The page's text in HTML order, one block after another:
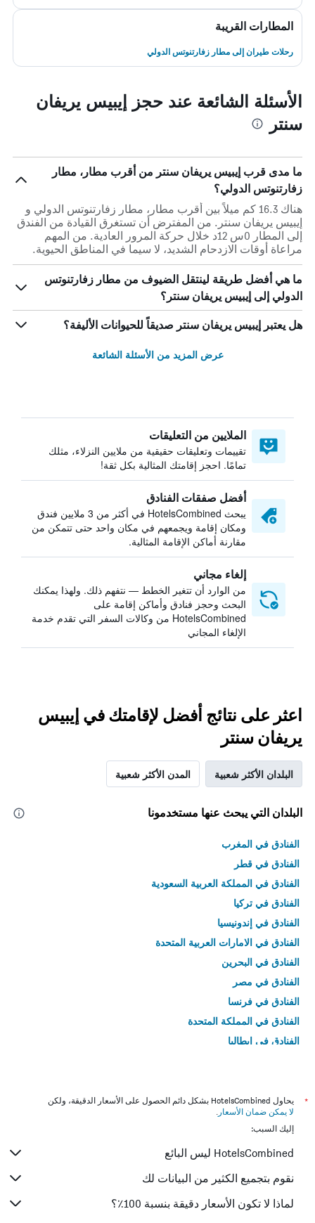
المطارات القريبة
رحلات طيران إلى مطار زفارتنوتس الدولي
الأسئلة الشائعة عند حجز إيبيس يريفان
سنتر
ما مدى قرب إيبيس يريفان سنتر من أقرب مطار، مطار
زفارتنوتس الدولي؟
هناك 16.3 كم ميلاً بين أقرب مطار، مطار زفارتنوتس الدولي و
إيبيس يريفان سنتر. من المفترض أن تستغرق القيادة من الفندق
إلى المطار 0س 12د خلال حركة المرور العادية. من المهم
مراعاة أوقات الازدحام الشديد، لا سيما في المناطق الحيوية.
ما هي أفضل طريقة لينتقل الضيوف من مطار زفارتنوتس
الدولي إلى إيبيس يريفان سنتر؟
هل يعتبر إيبيس يريفان سنتر صديقاً للحيوانات الأليفة؟
عرض المزيد من الأسئلة الشائعة
الملايين من التعليقات
تقييمات وتعليقات حقيقية من ملايين النزلاء، مثلك
تمامًا. احجز إقامتك المثالية بكل ثقة!
أفضل صفقات الفنادق
يبحث HotelsCombined في أكثر من 3 ملايين فندق
ومكان إقامة ويجمعهم في مكان واحد حتى تتمكن من
مقارنة أماكن الإقامة المثالية.
إلغاء مجاني
من الوارد أن تتغير الخطط — نتفهم ذلك. ولهذا يمكنك
البحث وحجز فنادق وأماكن إقامة على
HotelsCombined من وكالات السفر التي تقدم خدمة
الإلغاء المجاني
اعثر على نتائج أفضل لإقامتك في إيبيس
يريفان سنتر
البلدان الأكثر شعبية المدن الأكثر شعبية
البلدان التي يبحث عنها مستخدمونا
الفنادق في المغرب
الفنادق في قطر
الفنادق في المملكة العربية السعودية
الفنادق في تركيا
الفنادق في إندونيسيا
الفنادق في الامارات العربية المتحدة
الفنادق في البحرين
الفنادق في مصر
الفنادق في فرنسا
الفنادق في المملكة المتحدة
الفنادق في إيطاليا
*
يحاول HotelsCombined بشكل دائم الحصول على الأسعار الدقيقة، ولكن
لا يمكن ضمان الأسعار .
إليك السبب:
HotelsCombined ليس البائع
نقوم بتجميع الكثير من البيانات لك
لماذا لا تكون الأسعار دقيقة بنسبة 100٪؟